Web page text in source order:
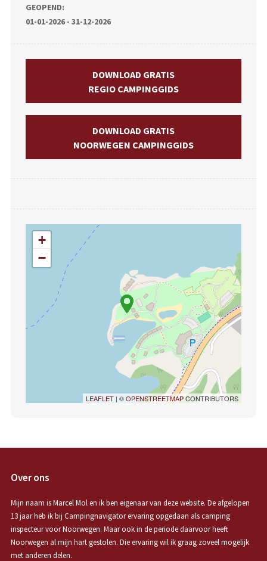
GEOPEND:
01-01-2026 - 31-12-2026
DOWNLOAD GRATIS
REGIO CAMPINGGIDS
DOWNLOAD GRATIS
NOORWEGEN CAMPINGGIDS
+
−
LEAFLET | ©OPENSTREETMAPCONTRIBUTORS
Over ons
Mijn naam is Marcel Mol en ik ben eigenaar van deze website. De afgelopen
13 jaar heb ik bij Campingnavigator ervaring opgedaan als camping
inspecteur voor Noorwegen. Maar ook in de periode daarvoor heeft
Noorwegen al mijn hart gestolen. Die ervaring wil ik graag zoveel mogelijk
met anderen delen.